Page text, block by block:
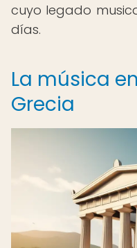
cuyo legado
días.
La música
Grecia